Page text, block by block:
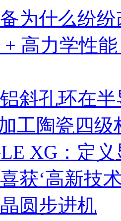
为什么纷
高力学性
斜孔环在
工陶瓷四
XG：定
获‘高新技
圆步进机